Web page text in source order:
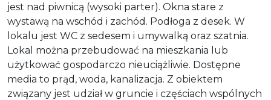
jest nad piwnicą (wysoki parter). Okna stare z
wystawą na wschód i zachód. Podłoga z desek. W
lokalu jest WC z sedesem i umywalką oraz szatnia.
Lokal można przebudować na mieszkania lub
użytkować gospodarczo nieuciążliwie. Dostępne
media to prąd, woda, kanalizacja. Z obiektem
związany jest udział w gruncie i częściach wspólnych